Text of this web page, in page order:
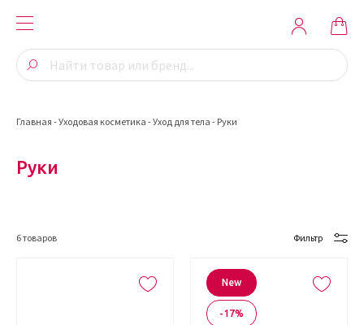
Главная -Уходовая косметика -Уход для тела - Руки
Руки
6товаров Фильтр
New
-17%